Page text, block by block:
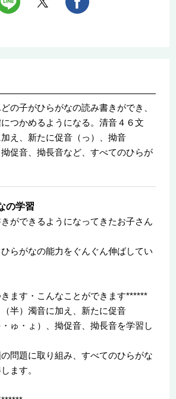
の子がひらがなの読み書きができ、
つかめるようになる。清音４６文
え、新たに促音（っ）、拗音
拗促音、拗長音など、すべてのひらが
の学習
ができるようになってきたお子さん
らがなの能力をぐんぐん伸ばしてい
ます・こんなことができます******
（半）濁音に加え、新たに促音
・ゅ・ょ）、拗促音、拗長音を学習し
の問題に取り組み、すべてのひらがな
ます。